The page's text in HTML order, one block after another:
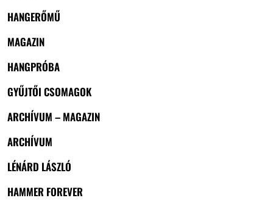
HANGERŐMŰ
MAGAZIN
HANGPRÓBA
GYŰJTŐI CSOMAGOK
ARCHÍVUM – MAGAZIN
ARCHÍVUM
LÉNÁRD LÁSZLÓ
HAMMER FOREVER